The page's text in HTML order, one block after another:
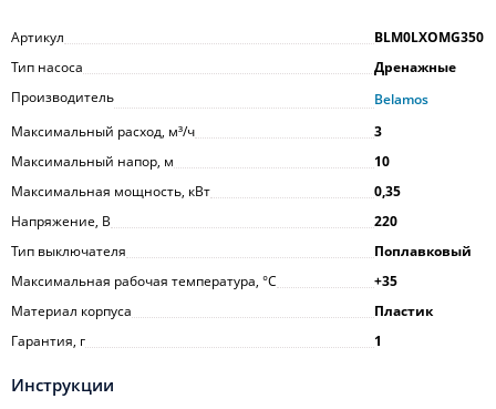
Артикул
BLM0LXOMG350
Тип насоса
Дренажные
Производитель
Belamos
Максимальный расход, м³/ч
3
Максимальный напор, м
10
Максимальная мощность, кВт
0,35
Напряжение, В
220
Тип выключателя
Поплавковый
Максимальная рабочая температура, °С
+35
Материал корпуса
Пластик
Гарантия, г
1
Инструкции